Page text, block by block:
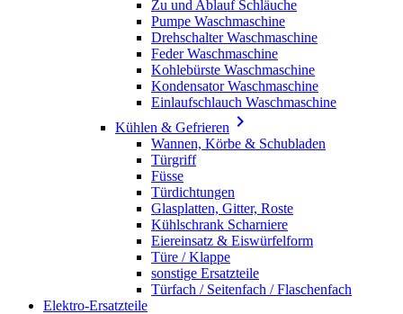
Zu und Ablauf Schläuche
Pumpe Waschmaschine
Drehschalter Waschmaschine
Feder Waschmaschine
Kohlebürste Waschmaschine
Kondensator Waschmaschine
Einlaufschlauch Waschmaschine
Kühlen & Gefrieren 
Wannen, Körbe & Schubladen
Türgriff
Füsse
Türdichtungen
Glasplatten, Gitter, Roste
Kühlschrank Scharniere
Eiereinsatz & Eiswürfelform
Türe / Klappe
sonstige Ersatzteile
Türfach / Seitenfach / Flaschenfach
Elektro-Ersatzteile